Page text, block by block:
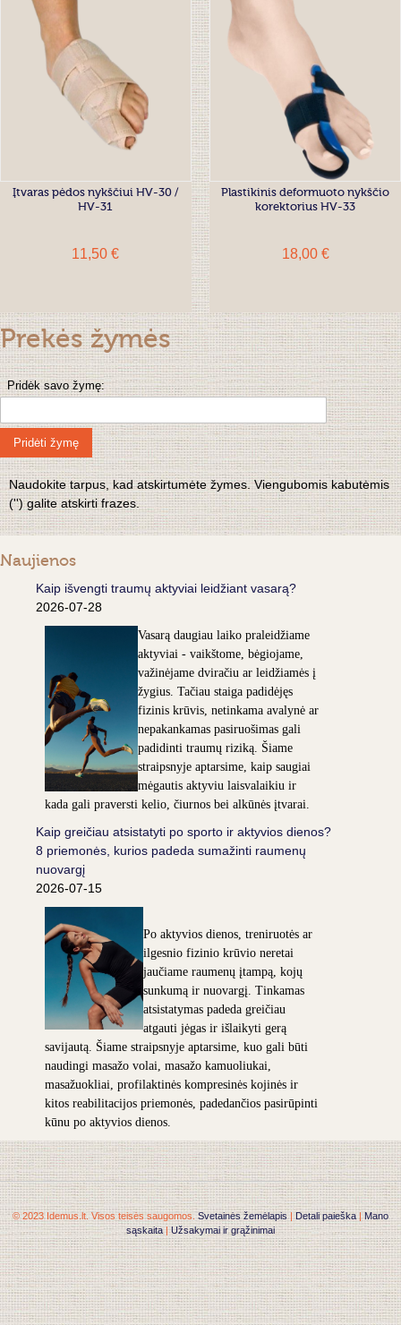
Įtvaras pėdos nykščiui HV-30 /
HV-31
11,50 €
Plastikinis deformuoto nykščio
korektorius HV-33
18,00 €
Prekės žymės
Pridėk savo žymę:
Pridėti žymę
Naudokite tarpus, kad atskirtumėte žymes. Viengubomis kabutėmis
('') galite atskirti frazes.
Naujienos
Kaip išvengti traumų aktyviai leidžiant vasarą?
2026-07-28
Vasarą daugiau laiko praleidžiame
aktyviai - vaikštome, bėgiojame,
važinėjame dviračiu ar leidžiamės į
žygius. Tačiau staiga padidėjęs
fizinis krūvis, netinkama avalynė ar
nepakankamas pasiruošimas gali
padidinti traumų riziką. Šiame
straipsnyje aptarsime, kaip saugiai
mėgautis aktyviu laisvalaikiu ir
kada gali praversti kelio, čiurnos bei alkūnės įtvarai.
Kaip greičiau atsistatyti po sporto ir aktyvios dienos?
8 priemonės, kurios padeda sumažinti raumenų
nuovargį
2026-07-15
Po aktyvios dienos, treniruotės ar
ilgesnio fizinio krūvio neretai
jaučiame raumenų įtampą, kojų
sunkumą ir nuovargį. Tinkamas
atsistatymas padeda greičiau
atgauti jėgas ir išlaikyti gerą
savijautą. Šiame straipsnyje aptarsime, kuo gali būti
naudingi masažo volai, masažo kamuoliukai,
masažuokliai, profilaktinės kompresinės kojinės ir
kitos reabilitacijos priemonės, padedančios pasirūpinti
kūnu po aktyvios dienos.
© 2023 Idemus.lt. Visos teisės saugomos.Svetainės žemėlapis|Detali paieška|Mano
sąskaita |Užsakymai ir grąžinimai